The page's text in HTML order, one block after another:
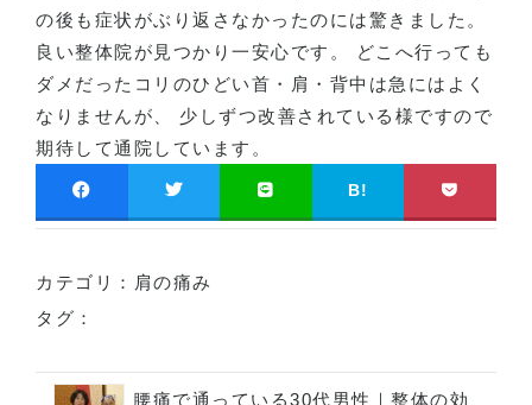
の後も症状がぶり返さなかったのには驚きました。
良い整体院が見つかり一安心です。 どこへ行っても
ダメだったコリのひどい首・肩・背中は急にはよく
なりませんが、 少しずつ改善されている様ですので
期待して通院しています。
B!
カテゴリ： 肩の痛み
タグ：
腰痛で通っている30代男性｜整体の効